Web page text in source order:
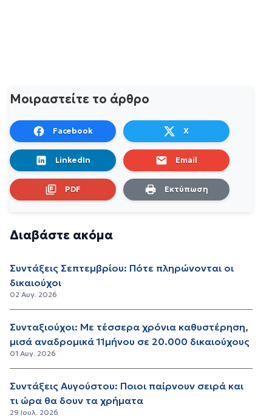
Μοιραστείτε το άρθρο
Facebook X
LinkedIn Email
PDF Εκτύπωση
Διαβάστε ακόμα
Συντάξεις Σεπτεμβρίου: Πότε πληρώνονται οι
δικαιούχοι
02 Αυγ. 2026
Συνταξιούχοι: Με τέσσερα χρόνια καθυστέρηση,
μισά αναδρομικά 11μήνου σε 20.000 δικαιούχους
01 Αυγ. 2026
Συντάξεις Αυγούστου: Ποιοι παίρνουν σειρά και
τι ώρα θα δουν τα χρήματα
29 Ιουλ. 2026